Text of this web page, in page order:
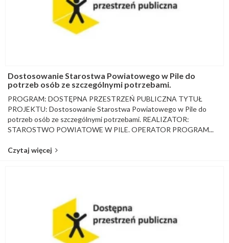
Dostosowanie Starostwa Powiatowego w Pile do
potrzeb osób ze szczególnymi potrzebami.
PROGRAM: DOSTĘPNA PRZESTRZEŃ PUBLICZNA TYTUŁ
PROJEKTU: Dostosowanie Starostwa Powiatowego w Pile do
potrzeb osób ze szczególnymi potrzebami. REALIZATOR:
STAROSTWO POWIATOWE W PILE. OPERATOR PROGRAM...
Czytaj więcej